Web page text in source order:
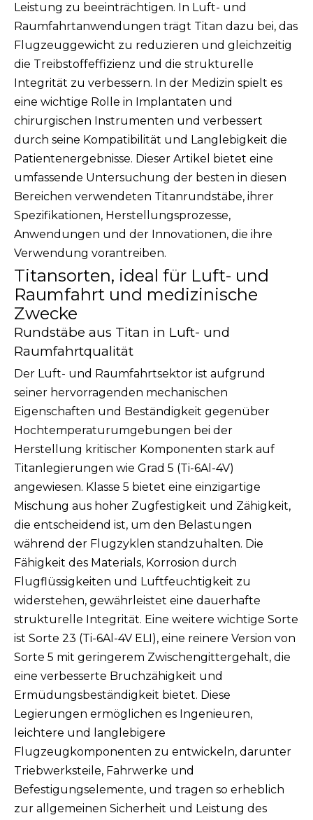
Leistung zu beeinträchtigen. In Luft- und
Raumfahrtanwendungen trägt Titan dazu bei, das
Flugzeuggewicht zu reduzieren und gleichzeitig
die Treibstoffeffizienz und die strukturelle
Integrität zu verbessern. In der Medizin spielt es
eine wichtige Rolle in Implantaten und
chirurgischen Instrumenten und verbessert
durch seine Kompatibilität und Langlebigkeit die
Patientenergebnisse. Dieser Artikel bietet eine
umfassende Untersuchung der besten in diesen
Bereichen verwendeten Titanrundstäbe, ihrer
Spezifikationen, Herstellungsprozesse,
Anwendungen und der Innovationen, die ihre
Verwendung vorantreiben.
Titansorten, ideal für Luft- und
Raumfahrt und medizinische
Zwecke
Rundstäbe aus Titan in Luft- und
Raumfahrtqualität
Der Luft- und Raumfahrtsektor ist aufgrund
seiner hervorragenden mechanischen
Eigenschaften und Beständigkeit gegenüber
Hochtemperaturumgebungen bei der
Herstellung kritischer Komponenten stark auf
Titanlegierungen wie Grad 5 (Ti-6Al-4V)
angewiesen. Klasse 5 bietet eine einzigartige
Mischung aus hoher Zugfestigkeit und Zähigkeit,
die entscheidend ist, um den Belastungen
während der Flugzyklen standzuhalten. Die
Fähigkeit des Materials, Korrosion durch
Flugflüssigkeiten und Luftfeuchtigkeit zu
widerstehen, gewährleistet eine dauerhafte
strukturelle Integrität. Eine weitere wichtige Sorte
ist Sorte 23 (Ti-6Al-4V ELI), eine reinere Version von
Sorte 5 mit geringerem Zwischengittergehalt, die
eine verbesserte Bruchzähigkeit und
Ermüdungsbeständigkeit bietet. Diese
Legierungen ermöglichen es Ingenieuren,
leichtere und langlebigere
Flugzeugkomponenten zu entwickeln, darunter
Triebwerksteile, Fahrwerke und
Befestigungselemente, und tragen so erheblich
zur allgemeinen Sicherheit und Leistung des